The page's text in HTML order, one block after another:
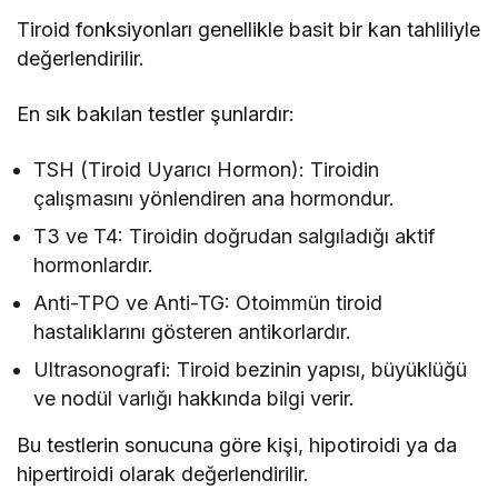
Tiroid fonksiyonları genellikle basit bir kan tahliliyle
değerlendirilir.
En sık bakılan testler şunlardır:
TSH (Tiroid Uyarıcı Hormon): Tiroidin
çalışmasını yönlendiren ana hormondur.
T3 ve T4: Tiroidin doğrudan salgıladığı aktif
hormonlardır.
Anti-TPO ve Anti-TG: Otoimmün tiroid
hastalıklarını gösteren antikorlardır.
Ultrasonografi: Tiroid bezinin yapısı, büyüklüğü
ve nodül varlığı hakkında bilgi verir.
Bu testlerin sonucuna göre kişi, hipotiroidi ya da
hipertiroidi olarak değerlendirilir.